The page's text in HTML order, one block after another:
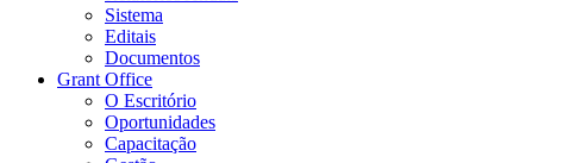
Sistema
Editais
Documentos
Grant Office
O Escritório
Oportunidades
Capacitação